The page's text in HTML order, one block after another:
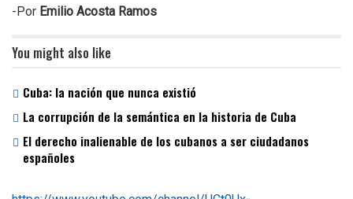
-Por Emilio Acosta Ramos
You might also like
Cuba: la nación que nunca existió
La corrupción de la semántica en la historia de Cuba
El derecho inalienable de los cubanos a ser ciudadanos
españoles